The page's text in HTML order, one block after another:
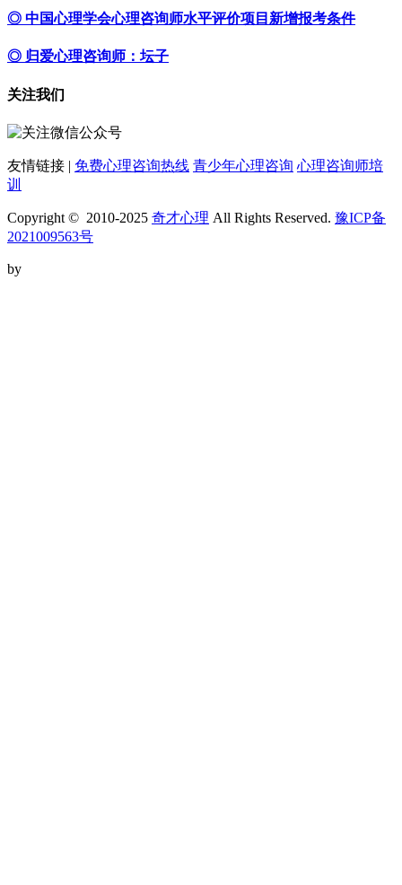
◎ 中国心理学会心理咨询师水平评价项目新增报考条件
◎ 归爱心理咨询师：坛子
关注我们
友情链接 | 免费心理咨询热线 青少年心理咨询 心理咨询师培
训
Copyright © 2010-2025 奇才心理 All Rights Reserved. 豫ICP备
2021009563号
by